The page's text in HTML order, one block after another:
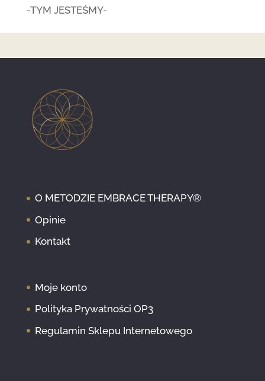
-TYM JESTEŚMY-
O METODZIE EMBRACE THERAPY®
Opinie
Kontakt
Moje konto
Polityka Prywatności OP3
Regulamin Sklepu Internetowego